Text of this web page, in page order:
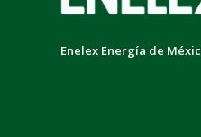
Enelex Energía de